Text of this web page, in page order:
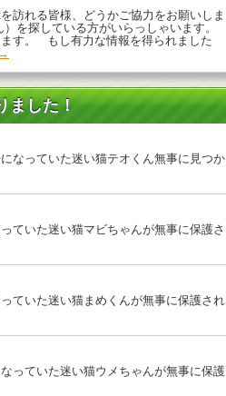
訪れる皆様、どうかご協力をお願いしま
を探している方がいらっしゃいます。
す。 もし有力な情報を得られました
→
ました！
なっていた迷い猫テオくん無事に見つか
ていた迷い猫マビちゃんが無事に保護さ
ていた迷い猫まめくんが無事に保護され
っていた迷い猫ウメちゃんが無事に保護